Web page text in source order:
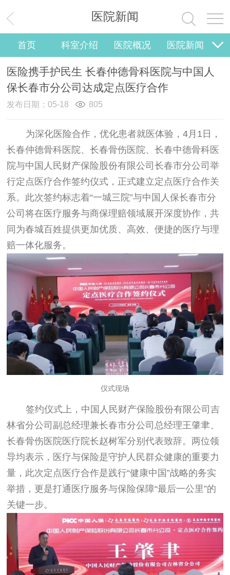
医院新闻
首页 科室介绍 医院概况 医院新闻
党建工作 院务公开 医护风采 视频报道
医险携手护民生 长春仲德骨科医院与中国人
保长春市分公司达成定点医疗合作
发布日期：05-18 805
为深化医险合作，优化患者就医体验，4月1日，
长春仲德骨科医院、长春骨伤医院、长春中德骨科医
院与中国人民财产保险股份有限公司长春市分公司举
行定点医疗合作签约仪式，正式建立定点医疗合作关
系。此次签约标志着“一城三院”与中国人保长春市分
公司将在医疗服务与商保理赔领域展开深度协作，共
同为春城百姓提供更加优质、高效、便捷的医疗与理
赔一体化服务。
仪式现场
签约仪式上，中国人民财产保险股份有限公司吉
林省分公司副总经理兼长春市分公司总经理王肇聿、
长春骨伤医院医疗院长赵树军分别代表致辞。两位领
导均表示，医疗与保险是守护人民群众健康的重要力
量，此次定点医疗合作是践行“健康中国”战略的务实
举措，更是打通医疗服务与保险保障“最后一公里”的
关键一步。